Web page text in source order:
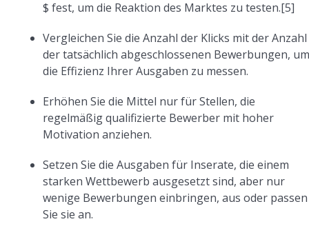
$ fest, um die Reaktion des Marktes zu testen.[5]
Vergleichen Sie die Anzahl der Klicks mit der Anzahl
der tatsächlich abgeschlossenen Bewerbungen,
die Effizienz Ihrer Ausgaben zu messen.
Erhöhen Sie die Mittel nur für Stellen, die
regelmäßig qualifizierte Bewerber mit hoher
Motivation anziehen.
Setzen Sie die Ausgaben für Inserate, die einem
starken Wettbewerb ausgesetzt sind, aber nur
wenige Bewerbungen einbringen, aus oder passen
Sie sie an.